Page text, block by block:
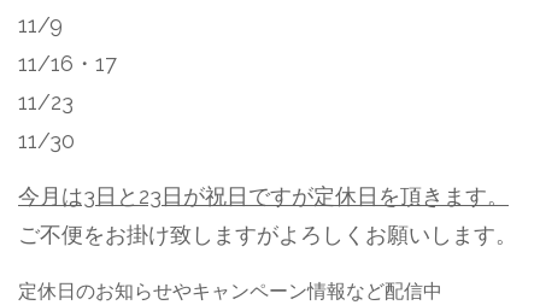
11/9
11/16・17
11/23
11/30
今月は3日と23日が祝日ですが定休日を頂きます。
ご不便をお掛け致しますがよろしくお願いします。
定休日のお知らせやキャンペーン情報など配信中